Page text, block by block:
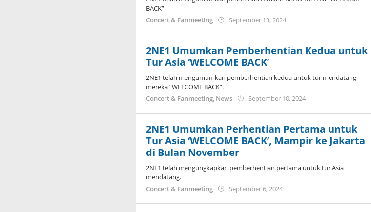
BACK”.
Concert & Fanmeeting
September 13, 2024by
2NE1 Umumkan Pemberhentian Kedua untuk
Tur Asia ‘WELCOME BACK’
2NE1 telah mengumumkan pemberhentian kedua untuk tur mendatang
mereka “WELCOME BACK”.
Concert & Fanmeeting, News September 10, 2024by
2NE1 Umumkan Perhentian Pertama untuk
Tur Asia ‘WELCOME BACK’, Mampir ke Jakarta
di Bulan November
2NE1 telah mengungkapkan pemberhentian pertama untuk tur Asia
mendatang.
Concert & Fanmeeting
September 6, 2024by